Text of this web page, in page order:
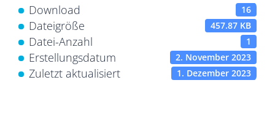
Download 16
Dateigröße 457.87 KB
Datei-Anzahl 1
Erstellungsdatum 2. November 2023
Zuletzt aktualisiert 1. Dezember 2023